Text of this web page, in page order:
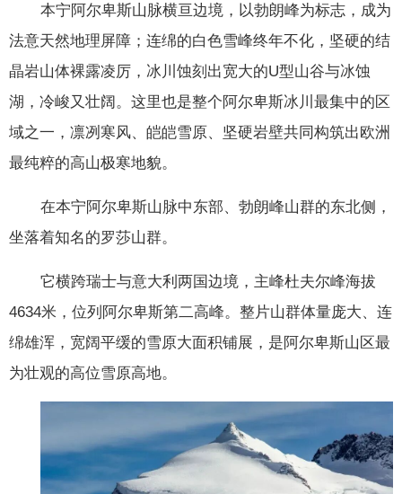
本宁阿尔卑斯山脉横亘边境，以勃朗峰为标志，成为
法意天然地理屏障；连绵的白色雪峰终年不化，坚硬的结
晶岩山体裸露凌厉，冰川蚀刻出宽大的U型山谷与冰蚀
湖，冷峻又壮阔。这里也是整个阿尔卑斯冰川最集中的区
域之一，凛冽寒风、皑皑雪原、坚硬岩壁共同构筑出欧洲
最纯粹的高山极寒地貌。
在本宁阿尔卑斯山脉中东部、勃朗峰山群的东北侧，
坐落着知名的罗莎山群。
它横跨瑞士与意大利两国边境，主峰杜夫尔峰海拔
4634米，位列阿尔卑斯第二高峰。整片山群体量庞大、连
绵雄浑，宽阔平缓的雪原大面积铺展，是阿尔卑斯山区最
为壮观的高位雪原高地。